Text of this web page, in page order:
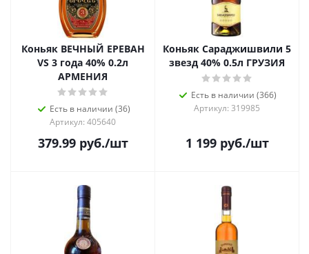
Коньяк ВЕЧНЫЙ ЕРЕВАН
VS 3 года 40% 0.2л
АРМЕНИЯ
Есть в наличии (36)
Артикул: 405640
379.99руб./шт
Коньяк Сараджишвили 5
звезд 40% 0.5л ГРУЗИЯ
Есть в наличии (366)
Артикул: 319985
1 199руб./шт